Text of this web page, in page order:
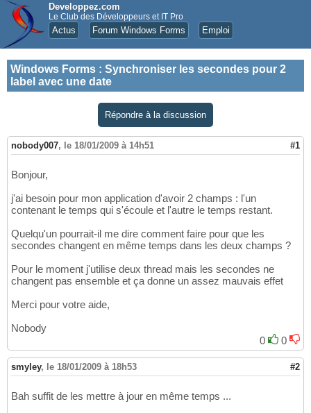
Developpez.com
Le Club des Développeurs et IT Pro
Actus Forum Windows Forms Emploi
Windows Forms : Synchroniser les secondes pour 2
label avec une date
Répondre à la discussion
nobody007, le 18/01/2009 à 14h51 #1
Bonjour,
j'ai besoin pour mon application d'avoir 2 champs : l'un
contenant le temps qui s'écoule et l'autre le temps restant.
Quelqu'un pourrait-il me dire comment faire pour que les
secondes changent en même temps dans les deux champs ?
Pour le moment j'utilise deux thread mais les secondes ne
changent pas ensemble et ça donne un assez mauvais effet
Merci pour votre aide,
Nobody
0
0
smyley, le 18/01/2009 à 18h53 #2
Bah suffit de les mettre à jour en même temps ...